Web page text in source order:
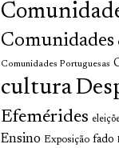
Comunidades
Comunidades Portuguesas
cultura
Efemérides
Ensino Exposição fado